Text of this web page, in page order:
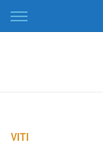
Skip
to
VITI